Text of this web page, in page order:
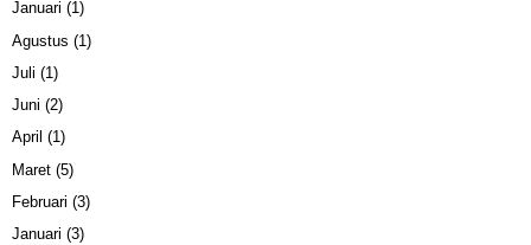
Januari (1)
Agustus (1)
Juli (1)
Juni (2)
April (1)
Maret (5)
Februari (3)
Januari (3)